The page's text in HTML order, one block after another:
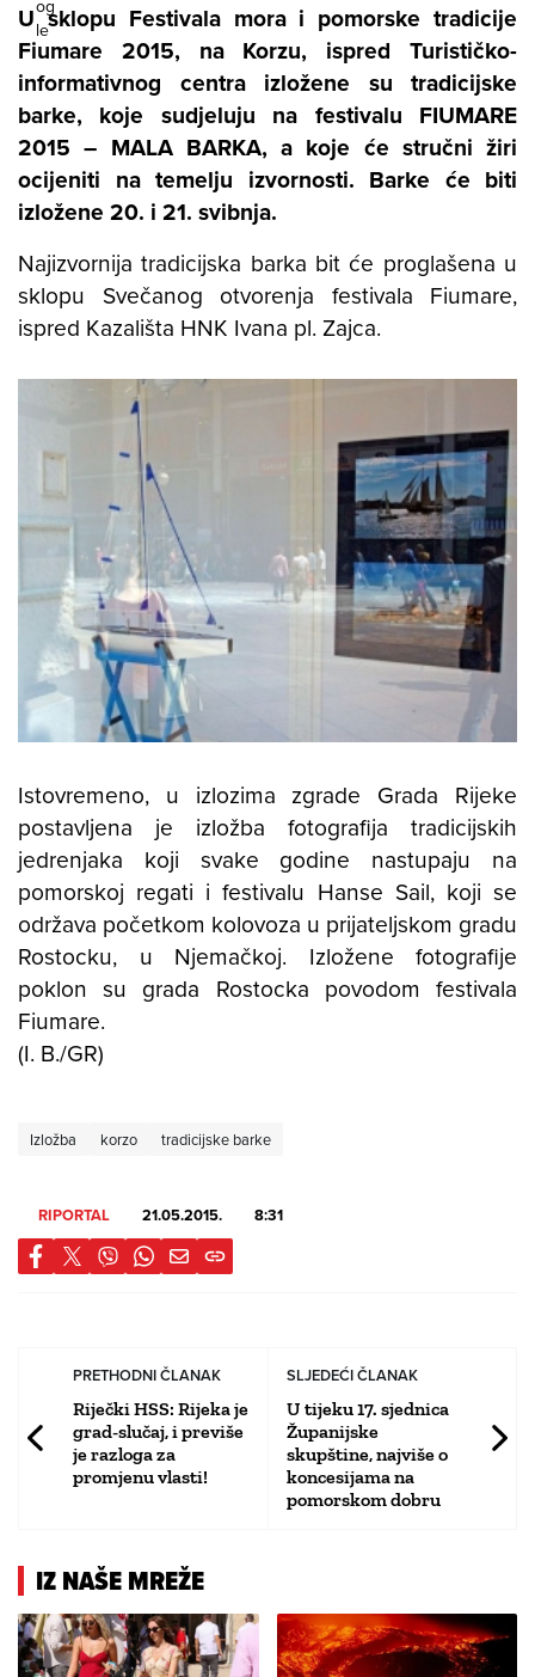
U sklopu Festivala mora i pomorske tradicije
Fiumare 2015, na Korzu, ispred Turističko-
informativnog centra izložene su tradicijske
barke, koje sudjeluju na festivalu FIUMARE
2015 – MALA BARKA, a koje će stručni žiri
ocijeniti na temelju izvornosti. Barke će biti
izložene 20. i 21. svibnja.
Najizvornija tradicijska barka bit će proglašena u
sklopu Svečanog otvorenja festivala Fiumare,
ispred Kazališta HNK Ivana pl. Zajca.
Istovremeno, u izlozima zgrade Grada Rijeke
postavljena je izložba fotografija tradicijskih
jedrenjaka koji svake godine nastupaju na
pomorskoj regati i festivalu Hanse Sail, koji se
održava početkom kolovoza u prijateljskom gradu
Rostocku, u Njemačkoj. Izložene fotografije
poklon su grada Rostocka povodom festivala
Fiumare.
(I. B./GR)
Izložba korzo tradicijske barke
RIPORTAL 21.05.2015. 8:31
PRETHODNI ČLANAK
Riječki HSS: Rijeka je
grad-slučaj, i previše
je razloga za
promjenu vlasti!
SLJEDEĆI ČLANAK
U tijeku 17. sjednica
Županijske
skupštine, najviše o
koncesijama na
pomorskom dobru
IZ NAŠE MREŽE